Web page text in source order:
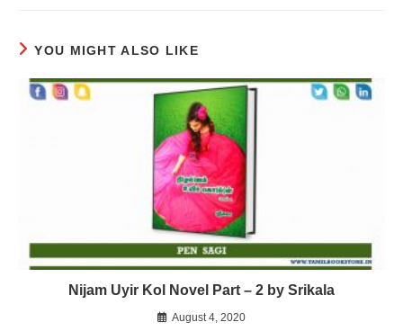
YOU MIGHT ALSO LIKE
Nijam Uyir Kol Novel Part – 2 by Srikala
August 4, 2020